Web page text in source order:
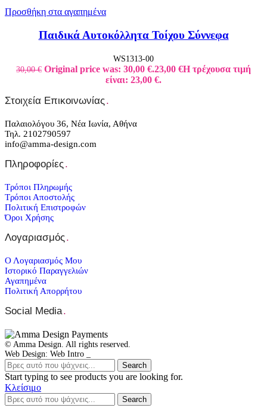
Προσθήκη στα αγαπημένα
Παιδικά Αυτοκόλλητα Τοίχου Σύννεφα
WS1313-00
30,00€ Original price was: 30,00 €.23,00 €Η τρέχουσα τιμή
είναι: 23,00 €.
Στοιχεία Επικοινωνίας.
Παλαιολόγου 36, Νέα Ιωνία, Αθήνα
Τηλ. 2102790597
info@amma-design.com
Πληροφορίες.
Τρόποι Πληρωμής
Τρόποι Αποστολής
Πολιτική Επιστροφών
Όροι Χρήσης
Λογαριασμός.
Ο Λογαριασμός Μου
Ιστορικό Παραγγελιών
Αγαπημένα
Πολιτική Απορρήτου
Social Media.
© Amma Design. All rights reserved.
Web Design: Web Intro _
Search
Start typing to see products you are looking for.
Κλείσιμο
Search